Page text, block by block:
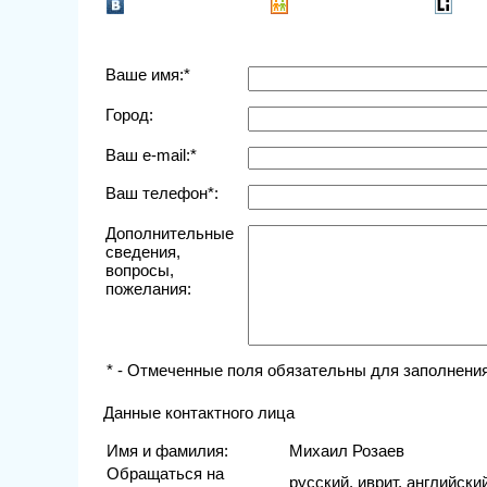
Ваше имя:*
Город:
Ваш e-mail:*
Ваш телефон*:
Дополнительные
сведения,
вопросы,
пожелания:
* - Отмеченные поля обязательны для
Данные контактного лица
Имя и фамилия:
Михаил Розаев
Обращаться на
русский, иврит,